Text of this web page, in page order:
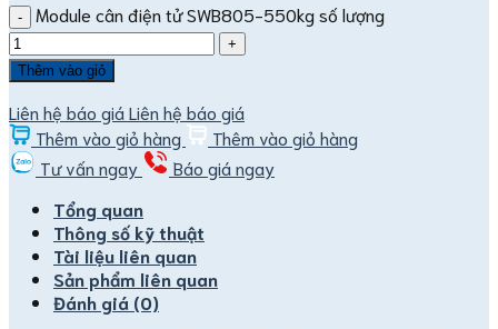
Module cân điện tử SWB805-550kg số lượng
Thêm vào giỏ
Liên hệ báo giá Liên hệ báo giá
Thêm vào giỏ hàng
Thêm vào giỏ hàng
Tư vấn ngay
Báo giá ngay
Tổng quan
Thông số kỹ thuật
Tài liệu liên quan
Sản phẩm liên quan
Đánh giá (0)